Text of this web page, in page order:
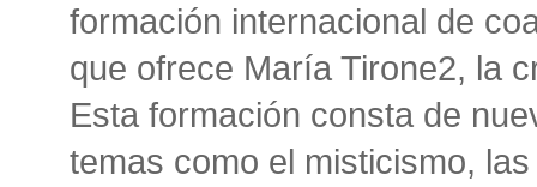
formación internacional de
que ofrece María Tirone2, la
Esta formación consta de
temas como el misticismo,